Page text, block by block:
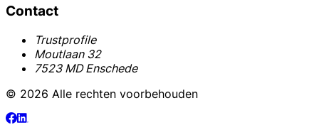
Contact
Trustprofile
Moutlaan 32
7523 MD Enschede
© 2026 Alle rechten voorbehouden